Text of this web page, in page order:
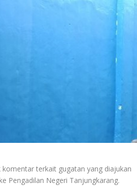
terkait gugatan yang diajukan
Pengadilan Negeri Tanjungkarang.